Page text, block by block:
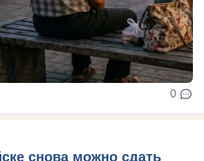
0
снова можно сдать